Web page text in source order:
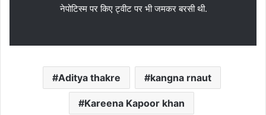
नेपोटिस्म पर किए ट्वीट पर भी जमकर बरसी थी.
Aditya thakre kangna rnaut
Kareena Kapoor khan